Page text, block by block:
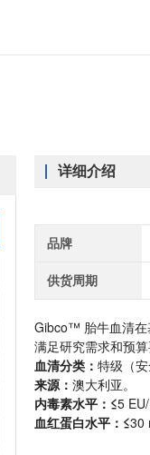
详细介绍
品牌
供货周期
Gibco™ 胎牛血清在
满足研究需求和预
血清分类： 特级（
来源： 澳大利亚。
内毒素水平：≤5
血红蛋白水平：≤30